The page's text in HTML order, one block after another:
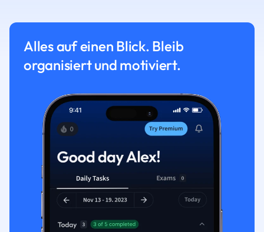
Alles auf einen Blick. Bleib
organisiert und motiviert.